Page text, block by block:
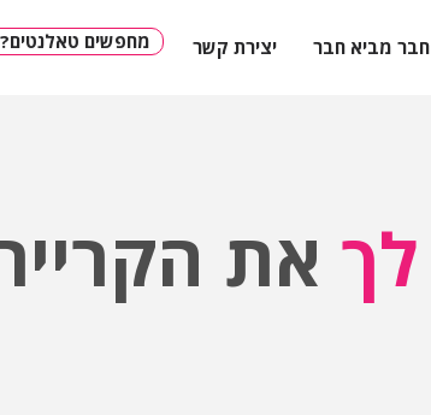
חבר מביא חבר יצירת קשר ?מחפשים טאלנטים
לך את